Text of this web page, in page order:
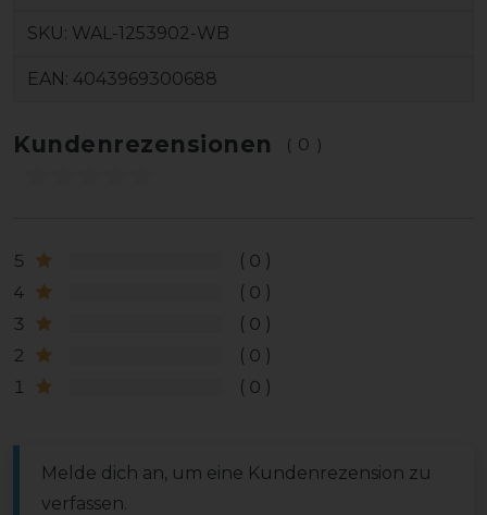
SKU: WAL-1253902-WB
EAN: 4043969300688
Kundenrezensionen (0)
5
0
4
0
3
0
2
0
1
0
Melde dich an, um eine Kundenrezension zu
verfassen.